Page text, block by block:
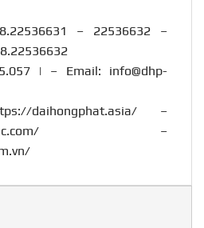
– 22536632 –
| – Email: info@dhp-
daihongphat.asia/ –
–